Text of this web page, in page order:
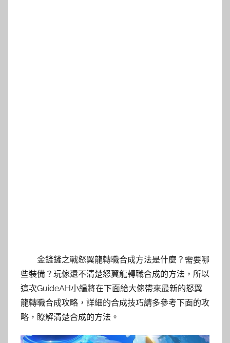
金鏟鏟之戰怒翼龍轉職合成方法是什麼？需要哪
些裝備？玩傢還不清楚怒翼龍轉職合成的方法，所以
這次GuideAH小編將在下面給大傢帶來最新的怒翼
龍轉職合成攻略，詳細的合成技巧請多參考下面的攻
略，瞭解清楚合成的方法。